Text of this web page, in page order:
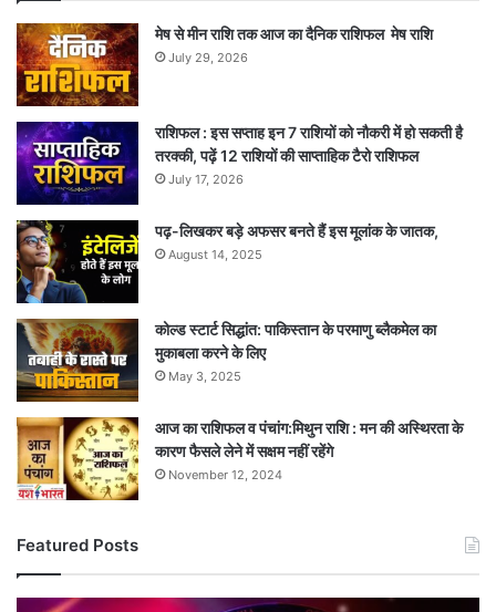
मेष से मीन राशि तक आज का दैनिक राशिफल मेष राशि
July 29, 2026
राशिफल : इस सप्ताह इन 7 राशियों को नौकरी में हो सकती है
तरक्की, पढ़ें 12 राशियों की साप्ताहिक टैरो राशिफल
July 17, 2026
पढ़-लिखकर बड़े अफसर बनते हैं इस मूलांक के जातक,
August 14, 2025
कोल्ड स्टार्ट सिद्धांत: पाकिस्तान के परमाणु ब्लैकमेल का
मुकाबला करने के लिए
May 3, 2025
आज का राशिफल व पंचांग:मिथुन राशि : मन की अस्थिरता के
कारण फैसले लेने में सक्षम नहीं रहेंगे
November 12, 2024
Featured Posts
राशिफल